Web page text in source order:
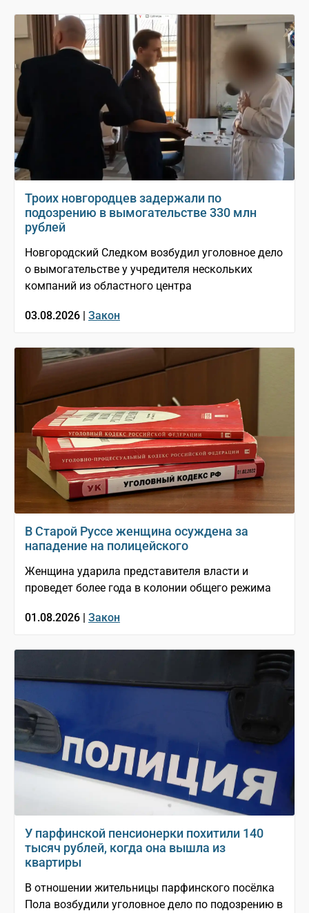
Троих новгородцев задержали по
подозрению в вымогательстве 330 млн
рублей
Новгородский Следком возбудил уголовное дело
о вымогательстве у учредителя нескольких
компаний из областного центра
03.08.2026 | Закон
В Старой Руссе женщина осуждена за
нападение на полицейского
Женщина ударила представителя власти и
проведет более года в колонии общего режима
01.08.2026 | Закон
У парфинской пенсионерки похитили 140
тысяч рублей, когда она вышла из
квартиры
В отношении жительницы парфинского посёлка
Пола возбудили уголовное дело по подозрению в